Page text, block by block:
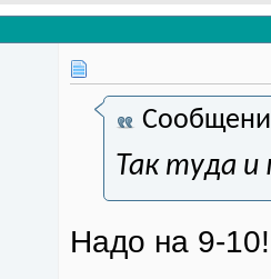
Так туда и
Надо на 9-10!